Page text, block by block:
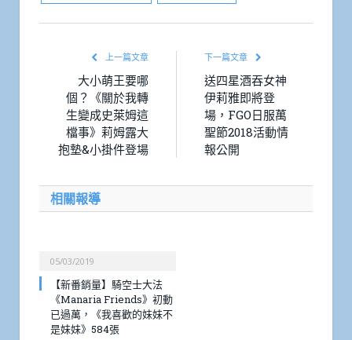
上一篇文章
大小萌王要哪
個？《關於我轉
生變成史萊姆這
檔事》莉姆露大
抱墊&小掛件登場
下一篇文章
送四星酒吞女神
伊莉雅即將登
場，FGO日服萬
聖節2018活動情
報公開
相關報導
05/03/2019
【新番銷量】騎空士大法
《Manaria Friends》初動
已過萬，《我喜歡的妹妹不
是妹妹》584張